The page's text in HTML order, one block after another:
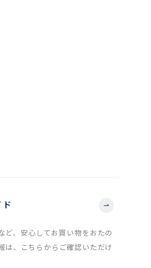
ど、安心してお買い物をおたの
は、こちらからご確認いただけ